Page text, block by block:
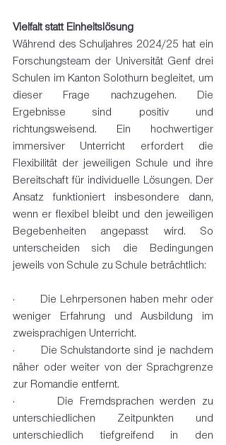
Vielfalt statt Einheitslösung
Während des Schuljahres 2024/25 hat ein
Forschungsteam der Universität Genf drei
Schulen im Kanton Solothurn begleitet, um
dieser Frage nachzugehen. Die
Ergebnisse sind positiv und
richtungsweisend. Ein hochwertiger
immersiver Unterricht erfordert die
Flexibilität der jeweiligen Schule und ihre
Bereitschaft für individuelle Lösungen. Der
Ansatz funktioniert insbesondere dann,
wenn er flexibel bleibt und den jeweiligen
Begebenheiten angepasst wird. So
unterscheiden sich die Bedingungen
jeweils von Schule zu Schule beträchtlich:
·       Die Lehrpersonen haben mehr oder
weniger Erfahrung und Ausbildung im
zweisprachigen Unterricht.
·       Die Schulstandorte sind je nachdem
näher oder weiter von der Sprachgrenze
zur Romandie entfernt.
·       Die Fremdsprachen werden zu
unterschiedlichen Zeitpunkten und
unterschiedlich tiefgreifend in den